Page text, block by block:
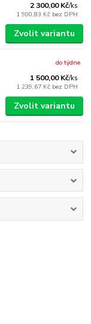
2 300,00 Kč/ks
1 900,83 Kč bez DPH
Zvolit variantu
1 500,00 Kč/ks
1 239,67 Kč bez DPH
do týdne
Zvolit variantu